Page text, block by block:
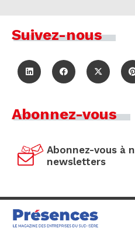
Suivez-nous
Abonnez-vous
Abonnez-vous à
newsletters